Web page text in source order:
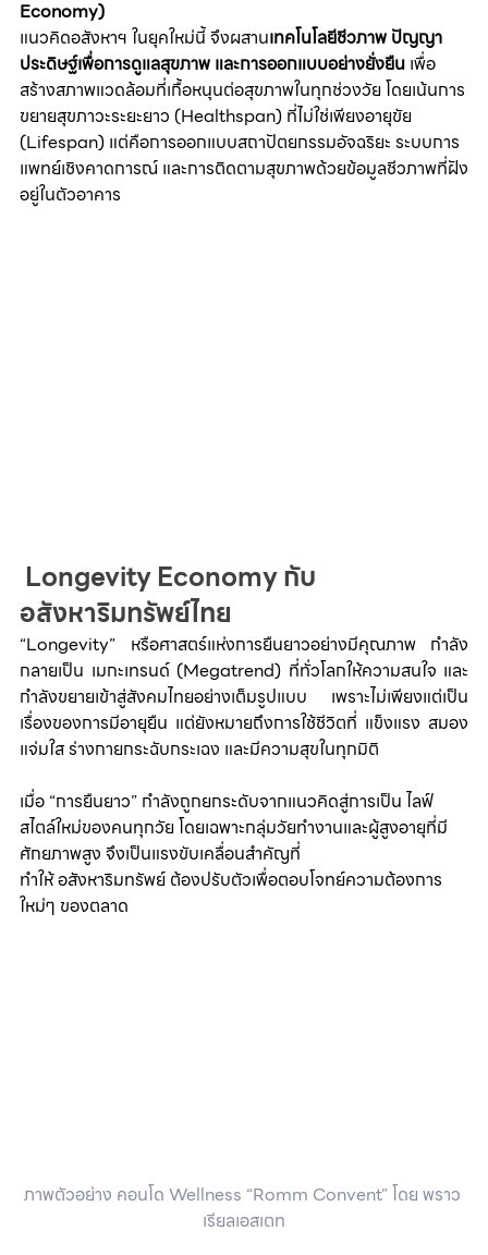
Economy)
แนวคิดอสังหาฯ ในยุคใหม่นี้ จึงผสานเทคโนโลยีชีวภาพ ปัญญา
ประดิษฐ์เพื่อการดูแลสุขภาพ และการออกแบบอย่างยั่งยืน เพื่อ
สร้างสภาพแวดล้อมที่เกื้อหนุนต่อสุขภาพในทุกช่วงวัย โดยเน้นการ
ขยายสุขภาวะระยะยาว (Healthspan) ที่ไม่ใช่เพียงอายุขัย
(Lifespan) แต่คือการออกแบบสถาปัตยกรรมอัจฉริยะ ระบบการ
แพทย์เชิงคาดการณ์ และการติดตามสุขภาพด้วยข้อมูลชีวภาพที่ฝัง
อยู่ในตัวอาคาร
Longevity Economy กับ
อสังหาริมทรัพย์ไทย
“Longevity” หรือศาสตร์แห่งการยืนยาวอย่างมีคุณภาพ กำลัง
กลายเป็น เมกะเทรนด์ (Megatrend) ที่ทั่วโลกให้ความสนใจ และ
กำลังขยายเข้าสู่สังคมไทยอย่างเต็มรูปแบบ เพราะไม่เพียงแต่เป็น
เรื่องของการมีอายุยืน แต่ยังหมายถึงการใช้ชีวิตที่ แข็งแรง สมอง
แจ่มใส ร่างกายกระฉับกระเฉง และมีความสุขในทุกมิติ
เมื่อ “การยืนยาว” กำลังถูกยกระดับจากแนวคิดสู่การเป็น ไลฟ์
สไตล์ใหม่ของคนทุกวัย โดยเฉพาะกลุ่มวัยทำงานและผู้สูงอายุที่มี
ศักยภาพสูง จึงเป็นแรงขับเคลื่อนสำคัญที่
ทำให้ อสังหาริมทรัพย์ ต้องปรับตัวเพื่อตอบโจทย์ความต้องการ
ใหม่ๆ ของตลาด
ภาพตัวอย่าง คอนโด Wellness “Romm Convent” โดย พราว
เรียลเอสเตท